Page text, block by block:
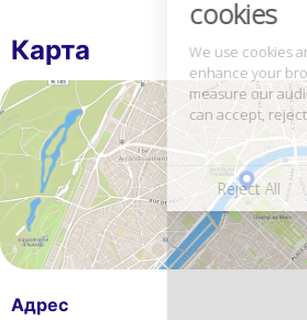
Consents certified by
Reject All Cookies Settings
Карта
Адрес